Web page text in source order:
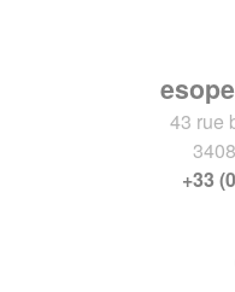
43 rue
+33